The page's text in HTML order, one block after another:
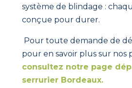
système de blindage :
conçue pour durer.
Pour toute demande de
pour en savoir plus sur nos
consultez notre page
serrurier Bordeaux.